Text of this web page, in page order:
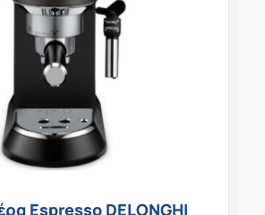
Espresso DELONGHI